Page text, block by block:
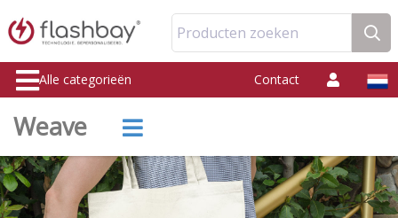
Producten zoeken
Alle categorieën Contact
Weave